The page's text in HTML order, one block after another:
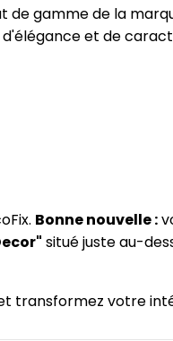
de gamme de la
et de
Bonne nouvelle :
situé juste au-
transformez votre